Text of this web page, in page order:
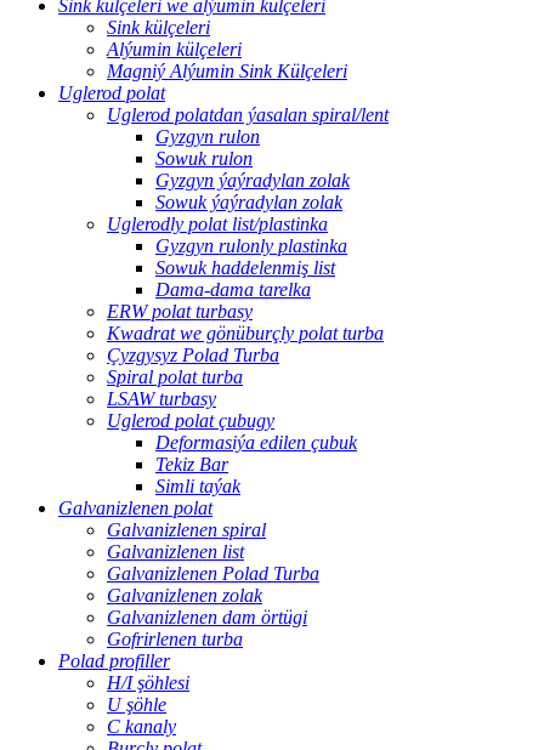
Sink külçeleri we alýumin külçeleri
Sink külçeleri
Alýumin külçeleri
Magniý Alýumin Sink Külçeleri
Uglerod polat
Uglerod polatdan ýasalan spiral/lent
Gyzgyn rulon
Sowuk rulon
Gyzgyn ýaýradylan zolak
Sowuk ýaýradylan zolak
Uglerodly polat list/plastinka
Gyzgyn rulonly plastinka
Sowuk haddelenmiş list
Dama-dama tarelka
ERW polat turbasy
Kwadrat we gönüburçly polat turba
Çyzgysyz Polad Turba
Spiral polat turba
LSAW turbasy
Uglerod polat çubugy
Deformasiýa edilen çubuk
Tekiz Bar
Simli taýak
Galvanizlenen polat
Galvanizlenen spiral
Galvanizlenen list
Galvanizlenen Polad Turba
Galvanizlenen zolak
Galvanizlenen dam örtügi
Gofrirlenen turba
Polad profiller
H/I şöhlesi
U şöhle
C kanaly